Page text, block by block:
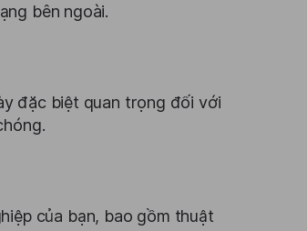
bên ngoài.
đặc biệt quan trọng đối với
của bạn, bao gồm thuật